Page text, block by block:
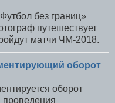
без границ»
путешествует
матчи ЧМ-2018.
оборот
оборот
проведения